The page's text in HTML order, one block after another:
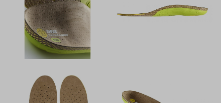
Schoenmode
Kerkhof